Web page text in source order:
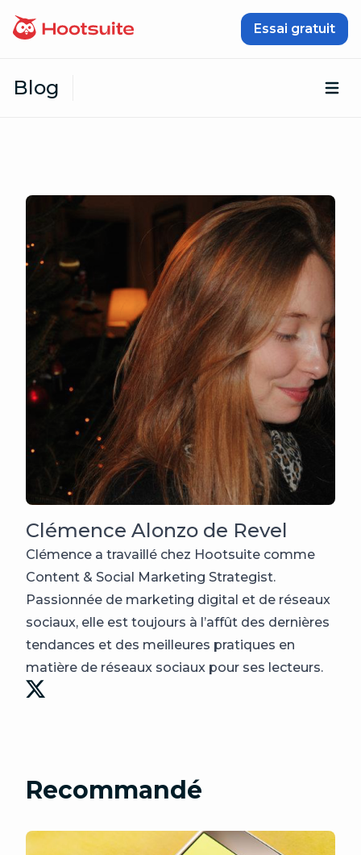
Essai gratuit
Blog
Clémence Alonzo de Revel
Clémence a travaillé chez Hootsuite comme
Content & Social Marketing Strategist.
Passionnée de marketing digital et de réseaux
sociaux, elle est toujours à l’affût des dernières
tendances et des meilleures pratiques en
matière de réseaux sociaux pour ses lecteurs.
Recommandé